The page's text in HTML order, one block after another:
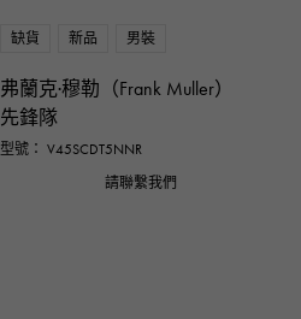
缺貨 新品 男裝
弗蘭克·穆勒（Frank Muller）
先鋒隊
型號： V45SCDT5NNR
請聯繫我們